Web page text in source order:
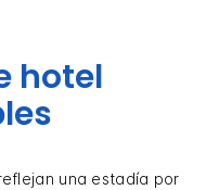
hotel
una estadía por